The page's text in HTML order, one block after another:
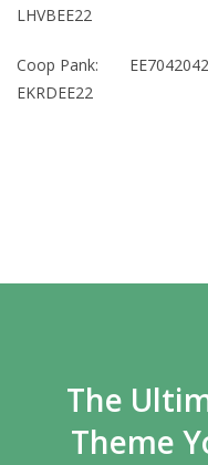
LHVBEE22
Coop Pank:
EKRDEE22
The
Theme